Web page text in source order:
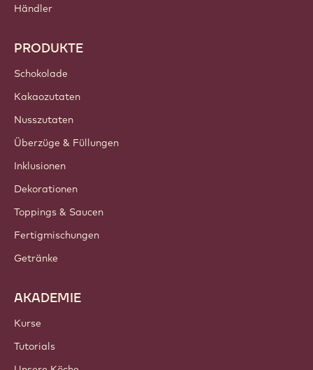
Händler
PRODUKTE
Schokolade
Kakaozutaten
Nusszutaten
Überzüge & Füllungen
Inklusionen
Dekorationen
Toppings & Saucen
Fertigmischungen
Getränke
AKADEMIE
Kurse
Tutorials